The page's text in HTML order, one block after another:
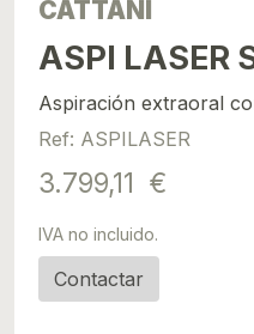
CATTANI
ASPI LASER
Aspiración extraoral
Ref: ASPILASER
3.799,11 €
IVA no incluido.
Contactar